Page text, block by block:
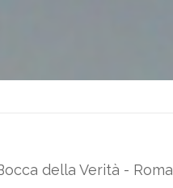
della Verità - Roma